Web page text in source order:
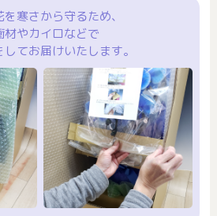
寒さから守るため、
材やカイロなどで
てお届けいたします。